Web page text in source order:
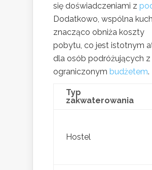
się doświadczeniami z
Dodatkowo, wspólna
znacząco obniża koszty
pobytu, co jest istotnym
dla osób podróżujących z
ograniczonym budżetem.
Typ
zakwaterowania
Hostel